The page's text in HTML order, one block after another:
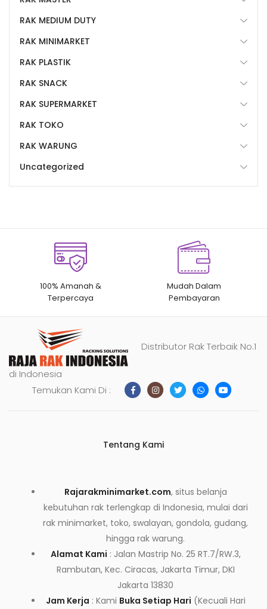
RAK MEDIUM DUTY
RAK MINIMARKET
RAK PLASTIK
RAK SNACK
RAK SUPERMARKET
RAK TOKO
RAK WARUNG
Uncategorized
100% Amanah &
Terpercaya
Mudah Dalam
Pembayaran
Distributor Rak Terbaik No.1
di Indonesia
Temukan Kami Di :
Tentang Kami
Rajarakminimarket.com, situs belanja
kebutuhan rak terlengkap di Indonesia, mulai dari
rak minimarket, toko, swalayan, gondola, gudang,
hingga rak warung.
Alamat Kami : Jalan Mastrip No. 25 RT.7/RW.3,
Rambutan, Kec. Ciracas, Jakarta Timur, DKI
Jakarta 13830
Jam Kerja : Kami Buka Setiap Hari (Kecuali Hari